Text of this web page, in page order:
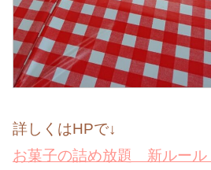
詳しくはHPで↓
お菓子の詰め放題 新ルール